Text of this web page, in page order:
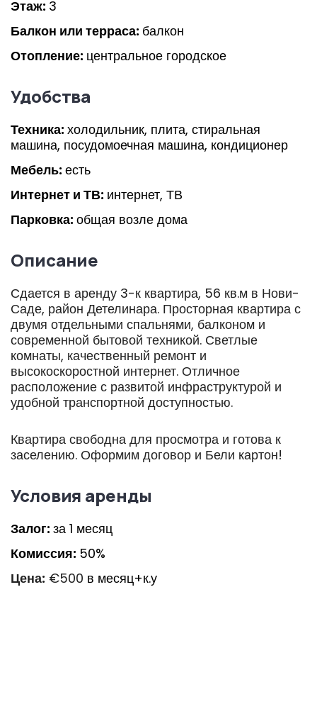
Этаж: 3
Балкон или терраса: балкон
Отопление: центральное городское
Удобства
Техника: холодильник, плита, стиральная
машина, посудомоечная машина, кондиционер
Мебель: есть
Интернет и ТВ: интернет, ТВ
Парковка: общая возле дома
Описание
Сдается в аренду 3-к квартира, 56 кв.м в Нови-
Саде, район Детелинара. Просторная квартира с
двумя отдельными спальнями, балконом и
современной бытовой техникой. Светлые
комнаты, качественный ремонт и
высокоскоростной интернет. Отличное
расположение с развитой инфраструктурой и
удобной транспортной доступностью.
Квартира свободна для просмотра и готова к
заселению. Оформим договор и Бели картон!
Условия аренды
Залог: за 1 месяц
Комиссия: 50%
Цена: €500 в месяц+к.у